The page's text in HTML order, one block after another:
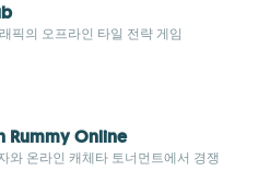
픽의 오프라인 타일 전략 게임
Rummy Online
와 온라인 캐체타 토너먼트에서 경쟁